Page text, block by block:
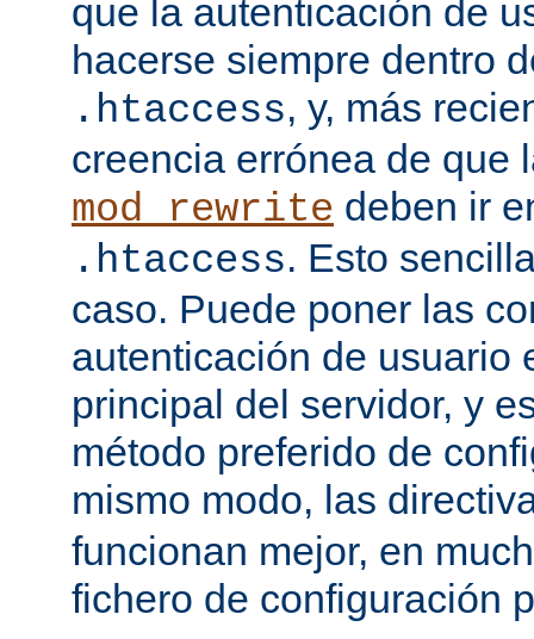
que la autenticación de
hacerse siempre dentro
.htaccess, y, más
creencia errónea de que
mod_rewrite deben ir
.htaccess. Esto
caso. Puede poner las
autenticación de usuario
principal del servidor, y
método preferido de
mismo modo, las
funcionan mejor, en
fichero de configuración